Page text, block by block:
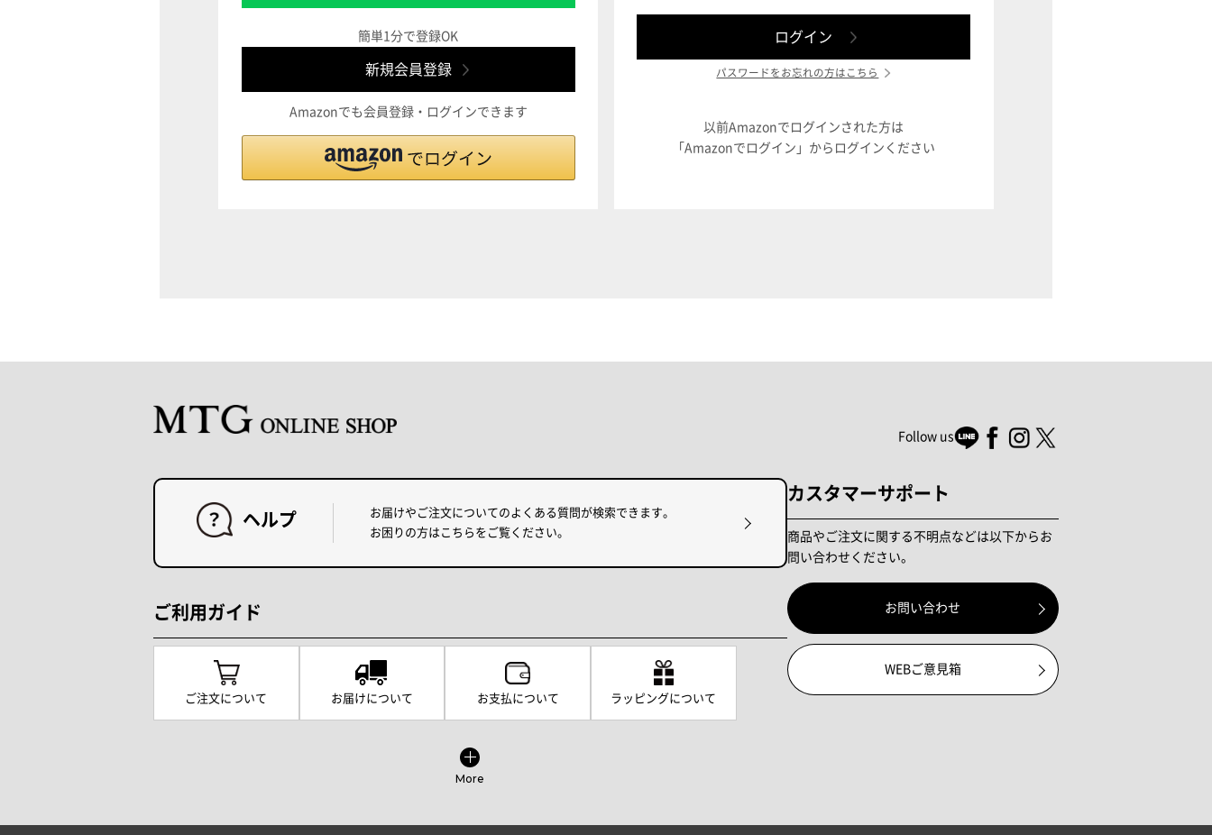
簡単1分で登録OK
Amazonでも会員登録・ログインできます
パスワードをお忘れの方はこちら
以前Amazonでログインされた方は
「Amazonでログイン」からログインください
Follow us
ヘルプ
お届けやご注文についてのよくある質問が検索できます。
お困りの方はこちらをご覧ください。
ご利用ガイド
ご注文について お届けについて お支払について ラッピングについて
More
カスタマーサポート
商品やご注文に関する不明点などは以下からお
問い合わせください。
お問い合わせ
WEBご意見箱